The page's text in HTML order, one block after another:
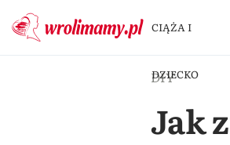
CIĄŻA I
DZIECKO
DIY
Jak